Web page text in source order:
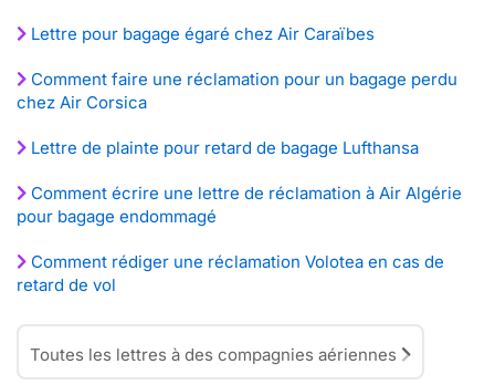
Lettre pour bagage égaré chez Air Caraïbes
Comment faire une réclamation pour un bagage perdu
chez Air Corsica
Lettre de plainte pour retard de bagage Lufthansa
Comment écrire une lettre de réclamation à Air Algérie
pour bagage endommagé
Comment rédiger une réclamation Volotea en cas de
retard de vol
Toutes les lettres à des compagnies aériennes